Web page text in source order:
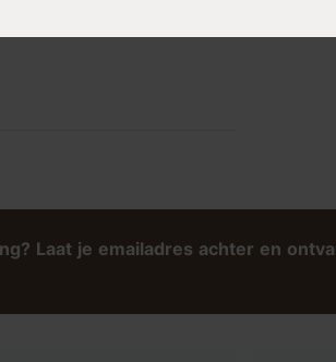
Laat je emailadres achter en